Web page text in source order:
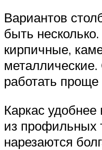
Вариантов
быть
кирпичные,
работать проще
Каркас
из профильных
нарезаются